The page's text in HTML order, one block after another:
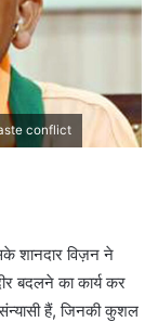
conflict
शानदार विज़न ने
बदलने का कार्य कर
हैं, जिनकी कुशल